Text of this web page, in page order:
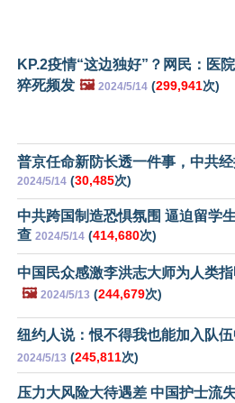
KP.2疫情“这边独好”？网民：医
猝死频发 🖼️ 2024/5/14 (299,941次)
普京任命新防长透一件事，中共
2024/5/14 (30,485次)
中共跨国制造恐惧氛围 逼迫留学
查 2024/5/14 (414,680次)
中国民众感激李洪志大师为人类
🖼️ 2024/5/13 (244,679次)
纽约人说：恨不得我也能加入队伍
2024/5/13 (245,811次)
压力大风险大待遇差 中国护士流